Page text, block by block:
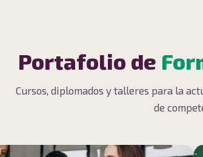
Portafolio de
Cursos, diplomados y talleres para la
de